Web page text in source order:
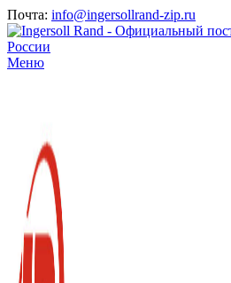
Почта: info@ingersollrand-zip.ru
Меню